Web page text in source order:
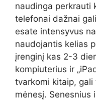
naudinga perkrauti
telefonai dažnai
esate intensyvus
naudojantis kelias
įrenginį kas 2-3
kompiuterius ir
tvarkomi kitaip,
mėnesį. Senesnius